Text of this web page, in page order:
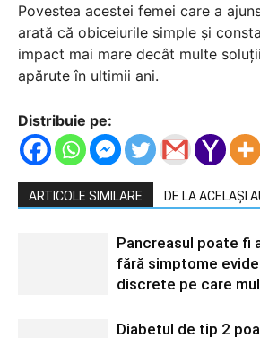
Povestea acestei femei care a
arată că obiceiurile simple și
impact mai mare decât multe
apărute în ultimii ani.
Distribuie pe:
ARTICOLE SIMILARE DE LA ACELAȘI
Pancreasul poate fi
fără simptome
discrete pe care
Diabetul de tip 2